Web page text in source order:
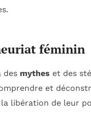
féminin
des mythes et des
et
libération de leur